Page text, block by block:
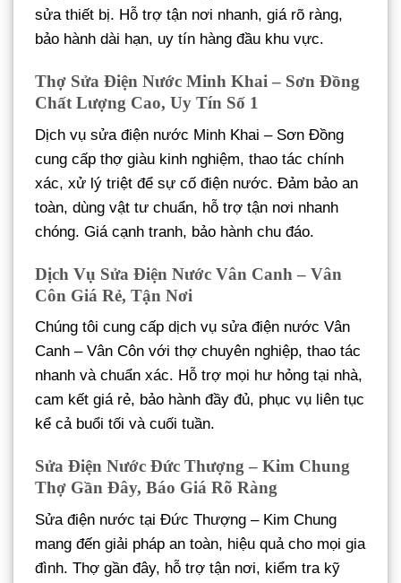
sửa thiết bị. Hỗ trợ tận nơi nhanh, giá rõ ràng,
bảo hành dài hạn, uy tín hàng đầu khu vực.
Thợ Sửa Điện Nước Minh Khai – Sơn Đồng
Chất Lượng Cao, Uy Tín Số 1
Dịch vụ sửa điện nước Minh Khai – Sơn Đồng
cung cấp thợ giàu kinh nghiệm, thao tác chính
xác, xử lý triệt để sự cố điện nước. Đảm bảo an
toàn, dùng vật tư chuẩn, hỗ trợ tận nơi nhanh
chóng. Giá cạnh tranh, bảo hành chu đáo.
Dịch Vụ Sửa Điện Nước Vân Canh – Vân
Côn Giá Rẻ, Tận Nơi
Chúng tôi cung cấp dịch vụ sửa điện nước Vân
Canh – Vân Côn với thợ chuyên nghiệp, thao tác
nhanh và chuẩn xác. Hỗ trợ mọi hư hỏng tại nhà,
cam kết giá rẻ, bảo hành đầy đủ, phục vụ liên tục
kể cả buổi tối và cuối tuần.
Sửa Điện Nước Đức Thượng – Kim Chung
Thợ Gần Đây, Báo Giá Rõ Ràng
Sửa điện nước tại Đức Thượng – Kim Chung
mang đến giải pháp an toàn, hiệu quả cho mọi gia
đình. Thợ gần đây, hỗ trợ tận nơi, kiểm tra kỹ